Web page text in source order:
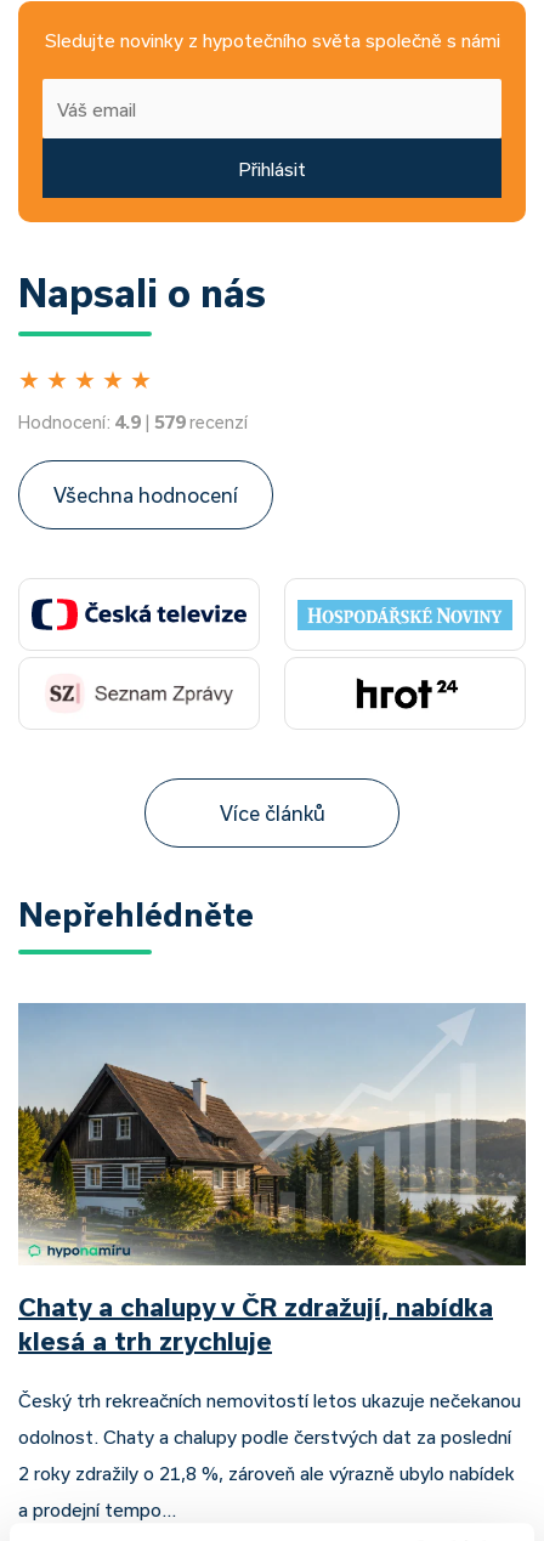
Sledujte novinky z hypotečního světa společně s námi
Přihlásit
Napsali o nás
★ ★ ★ ★ ★
Hodnocení: 4.9 | 579recenzí
Všechna hodnocení
Více článků
Nepřehlédněte
Chaty a chalupy v ČR zdražují, nabídka
klesá a trh zrychluje
Český trh rekreačních nemovitostí letos ukazuje nečekanou
odolnost. Chaty a chalupy podle čerstvých dat za poslední
2 roky zdražily o 21,8 %, zároveň ale výrazně ubylo nabídek
a prodejní tempo…